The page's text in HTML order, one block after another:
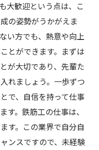
大歓迎という点は、こ
の姿勢がうかがえま
い方でも、熱意や向上
とができます。まずは
が大切であり、先輩た
れましょう。一歩ずつ
で、自信を持って仕事
す。鉄筋工の仕事は、
す。この業界で自分自
ンスですので、未経験